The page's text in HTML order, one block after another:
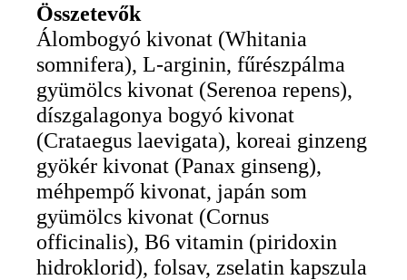
Összetevők
Álombogyó kivonat (Whitania
somnifera), L-arginin, fűrészpálma
gyümölcs kivonat (Serenoa repens),
díszgalagonya bogyó kivonat
(Crataegus laevigata), koreai ginzeng
gyökér kivonat (Panax ginseng),
méhpempő kivonat, japán som
gyümölcs kivonat (Cornus
officinalis), B6 vitamin (piridoxin
hidroklorid), folsav, zselatin kapszula